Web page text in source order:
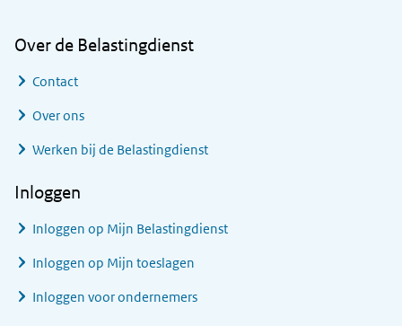
Over de Belastingdienst
Contact
Over ons
Werken bij de Belastingdienst
Inloggen
Inloggen op Mijn Belastingdienst
Inloggen op Mijn toeslagen
Inloggen voor ondernemers